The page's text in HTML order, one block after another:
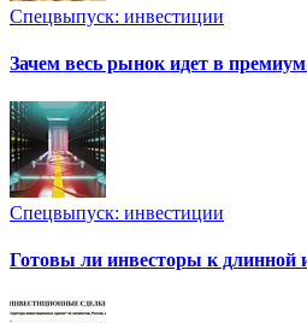
Спецвыпуск: инвестиции
Зачем весь рынок идет в
Спецвыпуск: инвестиции
Готовы ли инвесторы к длинной